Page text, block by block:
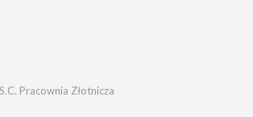
Pracownia Złotnicza